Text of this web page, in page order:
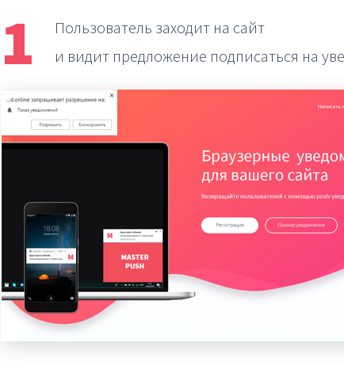
1
Пользователь заходит на сайт
и видит предложение подписаться на